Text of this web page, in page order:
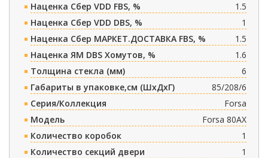
Наценка Сбер VDD FBS, %
1.5
Наценка Сбер VDD DBS, %
1
Наценка Сбер МАРКЕТ.ДОСТАВКА FBS, %
1.5
Наценка ЯМ DBS Хомутов, %
1.6
Толщина стекла (мм)
6
Габариты в упаковке,см (ШxДxГ)
85/208/6
Серия/Коллекция
Forsa
Модель
Forsa 80AX
Количество коробок
1
Количество секций двери
1